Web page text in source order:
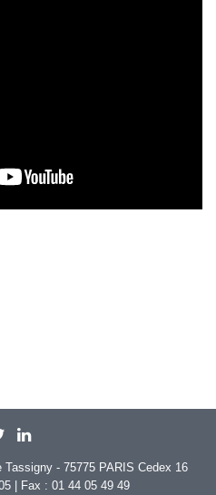
- 75775 PARIS Cedex 16
| Fax : 01 44 05 49 49